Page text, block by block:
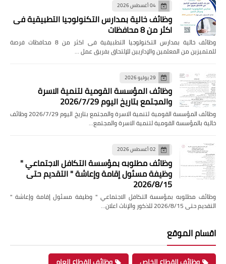
04 أغسطس 2026
وظائف خالية بمدارس التكنولوجيا التطبيقية فى
اكثر من 8 محافظات
وظائف خالية بمدارس التكنولوجيا التطبيقية فى اكثر من 8 محافظات فرصة
للمتميزين من المعلمين والإداريين للإلتحاق بفريق عمل …
29 يوليو 2026
وظائف المؤسسة القومية لتنمية الاسرة
والمجتمع بتاريخ اليوم 2026/7/29
وظائف المؤسسة القومية لتنمية الاسرة والمجتمع بتاريخ اليوم 2026/7/29 وظائف
خالية بالمؤسسة القومية لتنمية الاسرة والمجتمع…
02 أغسطس 2026
وظائف مطلوبه بمؤسسة التكافل الاجتماعي "
وظيفة مسئول إقامة وإعاشة " التقديم حتى
2026/8/15
وظائف مطلوبه بمؤسسة التكافل الاجتماعي " وظيفة مسئول إقامة وإعاشة "
التقديم حتى 2026/8/15 للذكور والإناث اعلان…
اقسام الموقع